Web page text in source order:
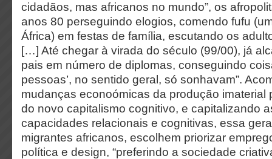
cidadãos, mas africanos no mundo”, os
anos 80 perseguindo elogios, comendo fufu
África) em festas de família, escutando os
[…] Até chegar à virada do século (99/00), já
pais em número de diplomas, conseguindo
pessoas’, no sentido geral, só sonhavam”.
mudanças econoómicas da produção imaterial
do novo capitalismo cognitivo, e capitalizando
capacidades relacionais e cognitivas, essa
migrantes africanos, escolhem priorizar
política e design, “preferindo a sociedade